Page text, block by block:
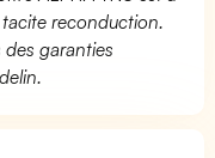
reconduction.
des garanties